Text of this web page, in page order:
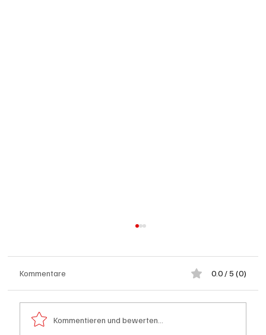
Kommentare 0.0 / 5 (0)
Kommentieren und bewerten...